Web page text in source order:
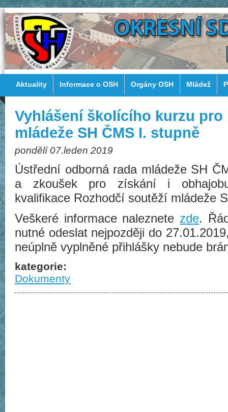
Aktuality Informace o OSH Orgány OSH Mládež
Vyhlášení školícího kurzu
mládeže SH ČMS I. stupně
pondělí 07.leden 2019
Ústřední odborná rada mládeže SH
a zkoušek pro získání i
kvalifikace Rozhodčí soutěží mládeže
Veškeré informace naleznete zde.
nutné odeslat nejpozději do
neúplně vyplněné přihlášky nebude
kategorie:
Dokumenty